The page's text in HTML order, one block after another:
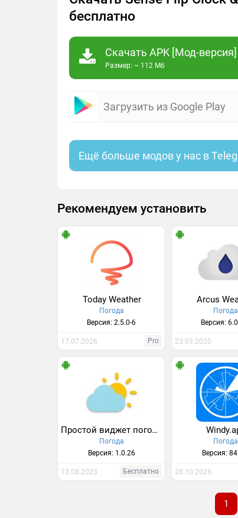
бесплатно
Скачать APK [Мод-версия]
Размер: ~ 112 Мб
Загрузить из Google Play
Ещё больше модов у нас в
Рекомендуем установить
Today Weather
Погода
Версия: 2.5.0-6
17.07.2026 Pro
Arcus
Погода
Версия:
23.03.2020
Простой виджет погоды и часов
Погода
Версия: 1.0.26
13.08.2023 Бесплатно
Погода
Версия:
28.10.2025
1